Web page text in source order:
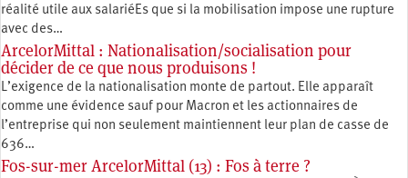
réalité utile aux salariéEs que si la mobilisation impose une rupture
avec des…
ArcelorMittal : Nationalisation/socialisation pour
décider de ce que nous produisons !
L’exigence de la nationalisation monte de partout. Elle apparaît
comme une évidence sauf pour Macron et les actionnaires de
l’entreprise qui non seulement maintiennent leur plan de casse de
636…
Fos-sur-mer ArcelorMittal (13) : Fos à terre ?